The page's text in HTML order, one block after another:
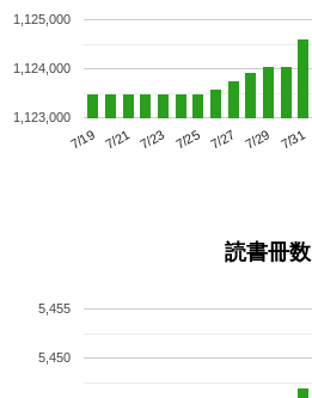
7/19 7/21 7/23 7/25 7/27 7/29 7/31
1,123,000
1,124,000
1,125,000
読書冊数
5,450
5,455